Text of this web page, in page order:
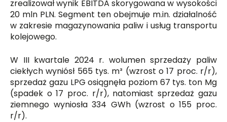
zrealizował wynik EBITDA skorygowana w wysokości
20 mln PLN. Segment ten obejmuje m.in. działalność
w zakresie magazynowania paliw i usług transportu
kolejowego.
W III kwartale 2024 r. wolumen sprzedaży paliw
ciekłych wyniósł 565 tys. m³ (wzrost o 17 proc. r/r),
sprzedaż gazu LPG osiągnęła poziom 67 tys. ton Mg
(spadek o 17 proc. r/r), natomiast sprzedaż gazu
ziemnego wyniosła 334 GWh (wzrost o 155 proc.
r/r).